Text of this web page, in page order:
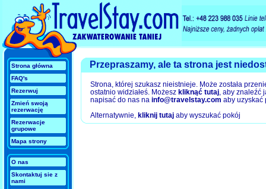
Strona główna
FAQ's
Rezerwuj
Zmień swoją
rezerwację
Rezerwacje
grupowe
Mapa strony
O nas
Skontaktuj sie z
nami
Przepraszamy, ale ta strona jest
Strona, której szukasz nieistnieje. Może została
ostatnio widziałeś. Możesz kliknąć tutaj , aby znaleźć
napisać do nas na info@travelstay.com aby uzyskać
Alternatywnie, kliknij tutaj aby wyszukać pokój